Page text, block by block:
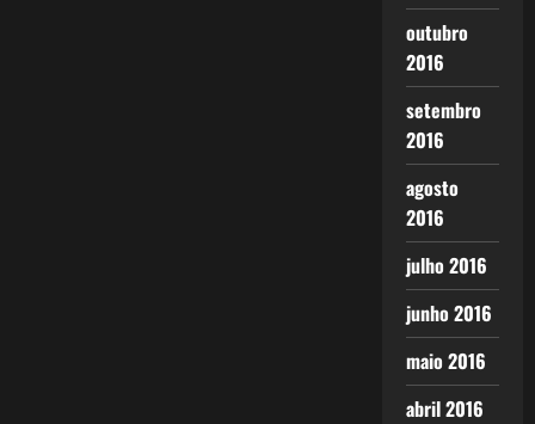
outubro
2016
setembro
2016
agosto
2016
julho 2016
junho 2016
maio 2016
abril 2016